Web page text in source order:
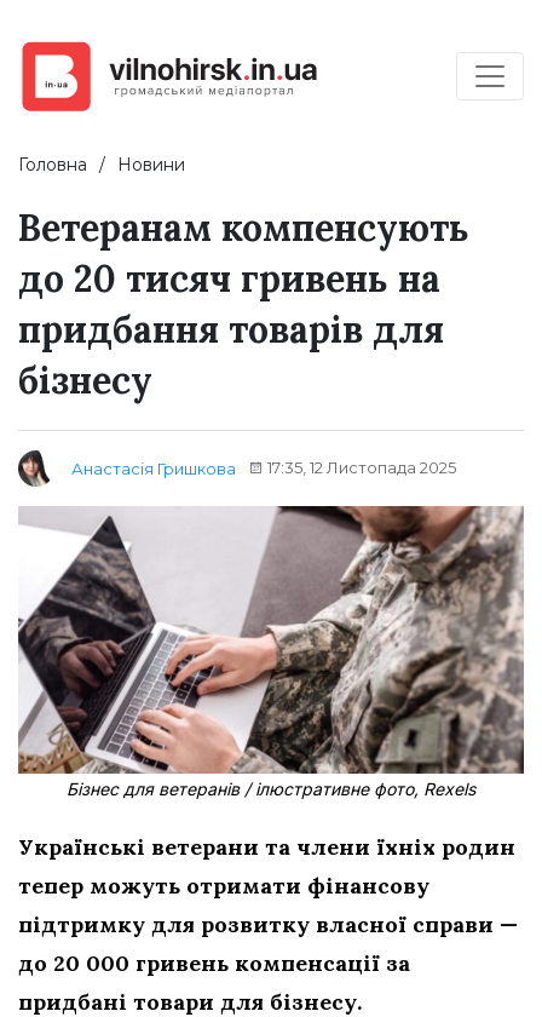
Головна Новини
Ветеранам компенсують
до 20 тисяч гривень на
придбання товарів для
бізнесу
Анастасія Гришкова 17:35, 12 Листопада 2025
Бізнес для ветеранів / ілюстративне фото, Rexels
Українські ветерани та члени їхніх родин
тепер можуть отримати фінансову
підтримку для розвитку власної справи —
до 20 000 гривень компенсації за
придбані товари для бізнесу.